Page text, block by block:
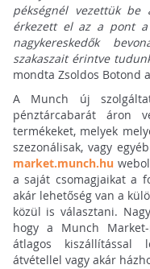
pékségnél vezettük be
érkezett el az a pont a
nagykereskedők
szakaszait érintve
mondta Zsoldos Botond
A Munch új
pénztárcabarát áron
termékeket, melyek
szezonálisak, vagy
market.munch.hu
a saját csomagjaikat a
akár lehetőség van a
közül is választani.
hogy a Munch
átlagos kiszállítással
átvétellel vagy akár